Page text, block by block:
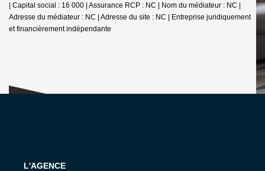
| Capital social : 16 000 | Assurance RCP : NC | Nom du médiateur : NC |
Adresse du médiateur : NC | Adresse du site : NC | Entreprise juridiquement
et financièrement indépendante
L'AGENCE